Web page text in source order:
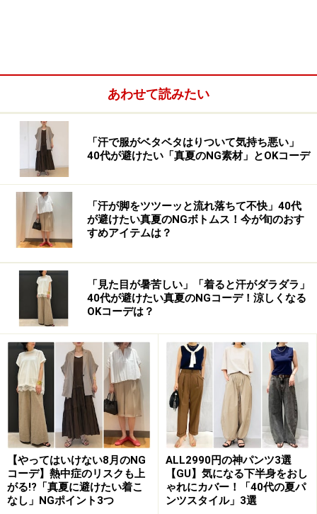
ンアイテム、そして実際のコーデ例を紹介します！
アラフォーにおすすめの袖コンの選び方
まず、アラフォー女性が上手に袖コンをスタイリングに
取り入れるには、色とデザインに気を付けましょう。
■大人の袖コンの色選び
ブラックやネイビー、カーキなど、ダークカラーのもの
をセレクトすると、可愛らしい印象の袖コンを大人っぽ
く演出できます。淡いピンクやブルーの袖コンの場合
あわせて読みたい
「汗で服がベタベタはりついて気持ち悪い」
40代が避けたい「真夏のNG素材」とOKコーデ
「汗が脚をツツーッと流れ落ちて不快」40代
が避けたい真夏のNGボトムス！今が旬のおす
すめアイテムは？
「見た目が暑苦しい」「着ると汗がダラダラ」
40代が避けたい真夏のNGコーデ！涼しくなる
OKコーデは？
【やってはいけない8月のNG
コーデ】熱中症のリスクも上
がる!?「真夏に避けたい着こ
なし」NGポイント3つ
ALL2990円の神パンツ3選
【GU】気になる下半身をおし
ゃれにカバー！「40代の夏パ
ンツスタイル」3選